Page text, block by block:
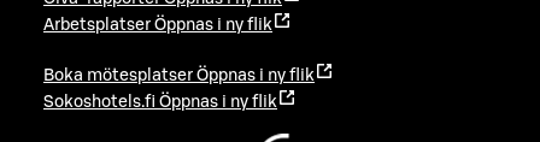
Arbetsplatser Öppnas i ny flik
Boka mötesplatser Öppnas i ny flik
Sokoshotels.fi Öppnas i ny flik